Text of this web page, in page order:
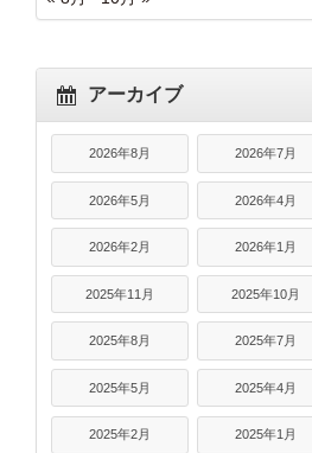
アーカイブ
2026年8月 2026年7月
2026年5月 2026年4月
2026年2月 2026年1月
2025年11月 2025年10月
2025年8月 2025年7月
2025年5月 2025年4月
2025年2月 2025年1月